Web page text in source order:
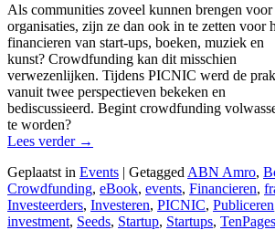
Als communities zoveel kunnen brengen voor
organisaties, zijn ze dan ook in te zetten voor
financieren van start-ups, boeken, muziek en
kunst? Crowdfunding kan dit misschien
verwezenlijken. Tijdens PICNIC werd de
vanuit twee perspectieven bekeken en
bediscussieerd. Begint crowdfunding
te worden?
Lees verder →
Geplaatst in Events | Getagged ABN Amro,
Crowdfunding, eBook, events, Financieren,
Investeerders, Investeren, PICNIC, Publiceren
investment, Seeds, Startup, Startups, TenPages